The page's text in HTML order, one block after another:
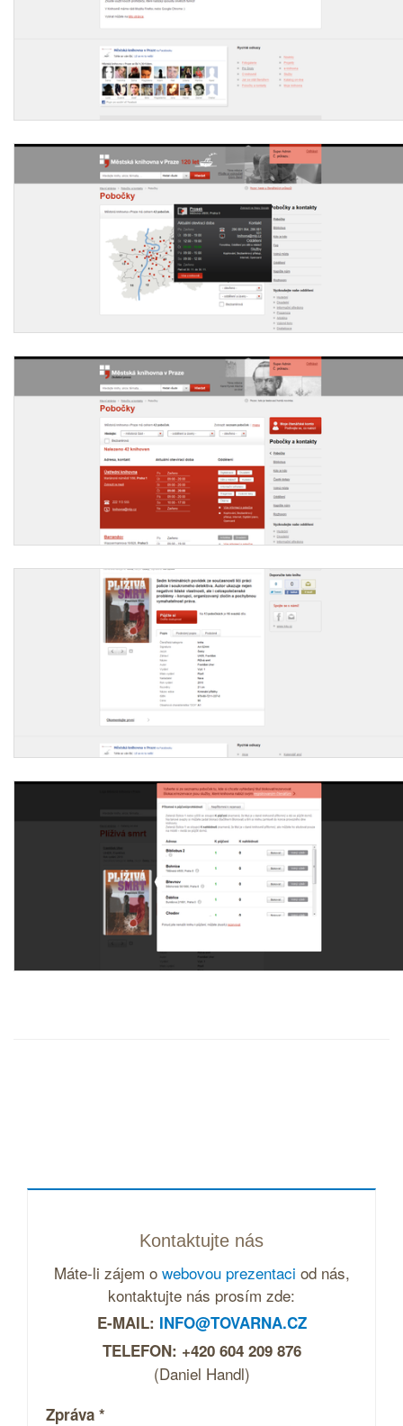
Kontaktujte nás
Máte-li zájem o webovou prezentaci od nás,
kontaktujte nás prosím zde:
E-MAIL: INFO@TOVARNA.CZ
TELEFON: +420 604 209 876
(Daniel Handl)
Zpráva *